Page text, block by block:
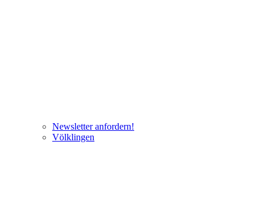
Newsletter anfordern!
Völklingen